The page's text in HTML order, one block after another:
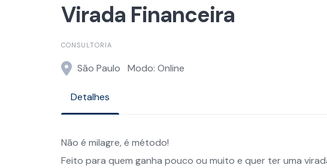
Virada Financeira
CONSULTORIA
São Paulo Modo: Online
Detalhes
Não é milagre, é método!
Feito para quem ganha pouco ou muito e quer ter uma